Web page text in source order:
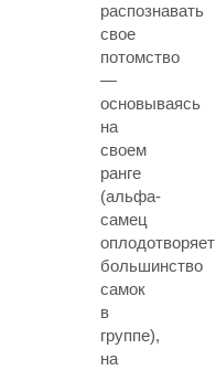
распознавать
свое
потомство
—
основываясь
на
своем
ранге
(альфа-
самец
оплодотворяет
большинство
самок
в
группе),
на